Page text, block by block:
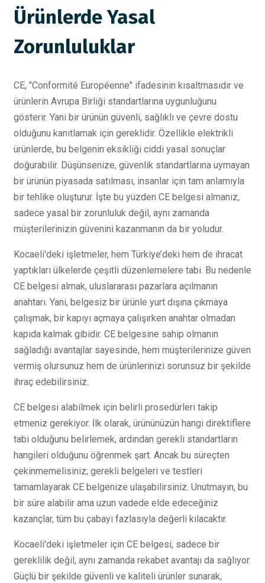
Ürünlerde Yasal
Zorunluluklar
CE, "Conformité Européenne" ifadesinin kısaltmasıdır ve
ürünlerin Avrupa Birliği standartlarına uygunluğunu
gösterir. Yani bir ürünün güvenli, sağlıklı ve çevre dostu
olduğunu kanıtlamak için gereklidir. Özellikle elektrikli
ürünlerde, bu belgenin eksikliği ciddi yasal sonuçlar
doğurabilir. Düşünsenize, güvenlik standartlarına uymayan
bir ürünün piyasada satılması, insanlar için tam anlamıyla
bir tehlike oluşturur. İşte bu yüzden CE belgesi almanız,
sadece yasal bir zorunluluk değil, aynı zamanda
müşterilerinizin güvenini kazanmanın da bir yoludur.
Kocaeli'deki işletmeler, hem Türkiye’deki hem de ihracat
yaptıkları ülkelerde çeşitli düzenlemelere tabi. Bu nedenle
CE belgesi almak, uluslararası pazarlara açılmanın
anahtarı. Yani, belgesiz bir ürünle yurt dışına çıkmaya
çalışmak, bir kapıyı açmaya çalışırken anahtar olmadan
kapıda kalmak gibidir. CE belgesine sahip olmanın
sağladığı avantajlar sayesinde, hem müşterilerinize güven
vermiş olursunuz hem de ürünlerinizi sorunsuz bir şekilde
ihraç edebilirsiniz.
CE belgesi alabilmek için belirli prosedürleri takip
etmeniz gerekiyor. İlk olarak, ürününüzün hangi direktiflere
tabi olduğunu belirlemek, ardından gerekli standartların
hangileri olduğunu öğrenmek şart. Ancak bu süreçten
çekinmemelisiniz; gerekli belgeleri ve testleri
tamamlayarak CE belgenize ulaşabilirsiniz. Unutmayın, bu
bir süre alabilir ama uzun vadede elde edeceğiniz
kazançlar, tüm bu çabayı fazlasıyla değerli kılacaktır.
Kocaeli'deki işletmeler için CE belgesi, sadece bir
gereklilik değil, aynı zamanda rekabet avantajı da sağlıyor.
Güçlü bir şekilde güvenli ve kaliteli ürünler sunarak,